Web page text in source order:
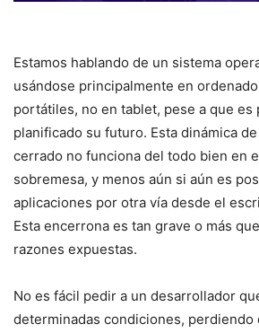
Estamos hablando de un sistema
usándose principalmente en
portátiles, no en tablet, pese a que es
planificado su futuro. Esta dinámica
cerrado no funciona del todo bien en
sobremesa, y menos aún si aún es
aplicaciones por otra vía desde el
Esta encerrona es tan grave o más
razones expuestas.
No es fácil pedir a un desarrollador
determinadas condiciones, perdiendo